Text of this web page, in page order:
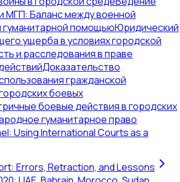
МГП: Баланс между военной
помощьюЮридический
ущерба в условиях городской
и расследования в праве
Доказательство
гражданской
боевых
боевые действия в городских
гуманитарное право
Using International Courts as a
Errors, Retraction, and Lessons